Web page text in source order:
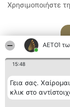
ΑΕΤΟΊ
15:48
Γεια σας.
κλικ στο
Χρησιμοποιήστε